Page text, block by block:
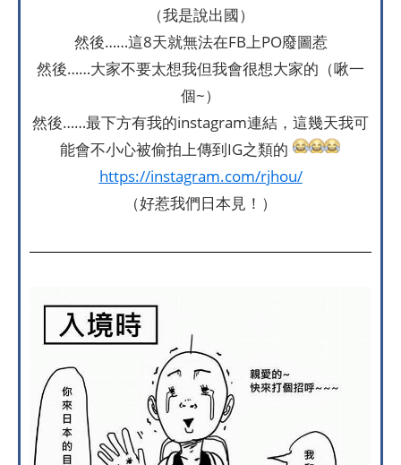
（我是說出國）
然後……這8天就無法在FB上PO廢圖惹
然後……大家不要太想我但我會很想大家的（啾一
個~）
然後……最下方有我的instagram連結，這幾天我可
能會不小心被偷拍上傳到IG之類的
https://instagram.com/rjhou/
（好惹我們日本見！）